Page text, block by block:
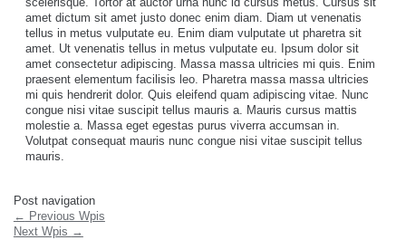
amet dictum sit amet justo donec enim diam. Diam ut venenatis
tellus in metus vulputate eu. Enim diam vulputate ut pharetra sit
amet. Ut venenatis tellus in metus vulputate eu. Ipsum dolor sit
amet consectetur adipiscing. Massa massa ultricies mi quis. Enim
praesent elementum facilisis leo. Pharetra massa massa ultricies
mi quis hendrerit dolor. Quis eleifend quam adipiscing vitae. Nunc
congue nisi vitae suscipit tellus mauris a. Mauris cursus mattis
molestie a. Massa eget egestas purus viverra accumsan in.
Volutpat consequat mauris nunc congue nisi vitae suscipit tellus
mauris.
Post navigation
← Previous Wpis
Next Wpis →